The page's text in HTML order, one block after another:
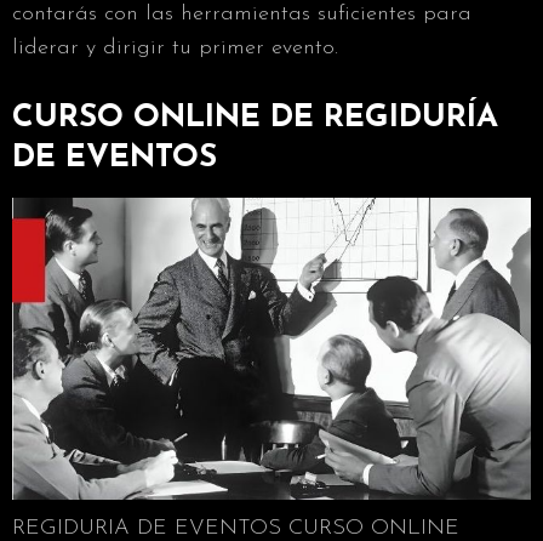
contarás con las herramientas suficientes para
liderar y dirigir tu primer evento.
CURSO ONLINE DE REGIDURÍA
DE EVENTOS
REGIDURIA DE EVENTOS CURSO ONLINE